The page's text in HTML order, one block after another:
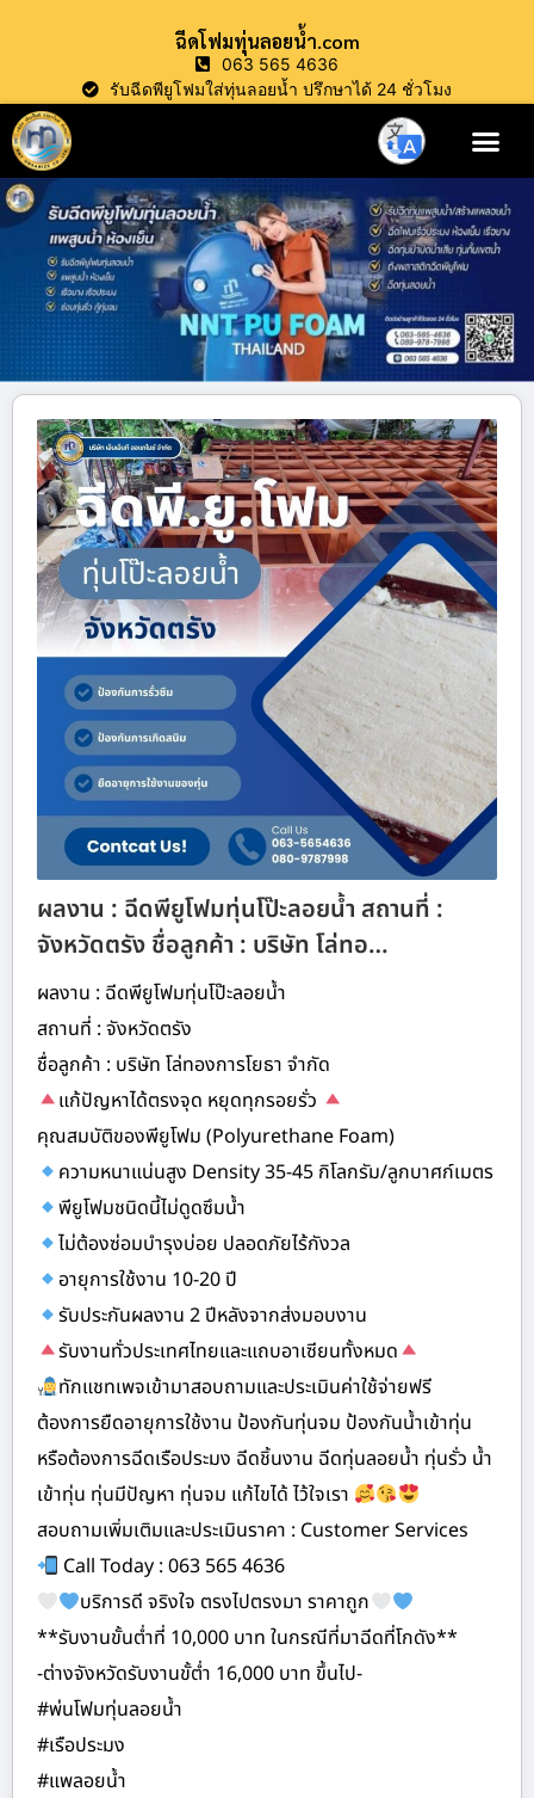
ฉีดโฟมทุ่นลอยน้ำ.com
063 565 4636
รับฉีดพียูโฟมใส่ทุ่นลอยน้ำ ปรึกษาได้ 24 ชั่วโมง
ผลงาน : ฉีดพียูโฟมทุ่นโป๊ะลอยน้ำ สถานที่ :
จังหวัดตรัง ชื่อลูกค้า : บริษัท โล่ทอ…
ผลงาน : ฉีดพียูโฟมทุ่นโป๊ะลอยน้ำ
สถานที่ : จังหวัดตรัง
ชื่อลูกค้า : บริษัท โล่ทองการโยธา จำกัด
แก้ปัญหาได้ตรงจุด หยุดทุกรอยรั่ว
คุณสมบัติของพียูโฟม (Polyurethane Foam)
ความหนาแน่นสูง Density 35-45 กิโลกรัม/ลูกบาศก์เมตร
พียูโฟมชนิดนี้ไม่ดูดซึมน้ำ
ไม่ต้องซ่อมบำรุงบ่อย ปลอดภัยไร้กังวล
อายุการใช้งาน 10-20 ปี
รับประกันผลงาน 2 ปีหลังจากส่งมอบงาน
รับงานทั่วประเทศไทยและแถบอาเซียนทั้งหมด
ทักแชทเพจเข้ามาสอบถามและประเมินค่าใช้จ่ายฟรี
ต้องการยืดอายุการใช้งาน ป้องกันทุ่นจม ป้องกันน้ำเข้าทุ่น
หรือต้องการฉีดเรือประมง ฉีดชิ้นงาน ฉีดทุ่นลอยน้ำ ทุ่นรั่ว น้ำ
เข้าทุ่น ทุ่นมีปัญหา ทุ่นจม แก้ไขได้ ไว้ใจเรา
สอบถามเพิ่มเติมและประเมินราคา : Customer Services
Call Today : 063 565 4636
บริการดี จริงใจ ตรงไปตรงมา ราคาถูก
**รับงานขั้นต่ำที่ 10,000 บาท ในกรณีที่มาฉีดที่โกดัง**
-ต่างจังหวัดรับงานขั้ต่ำ 16,000 บาท ขึ้นไป-
#พ่นโฟมทุ่นลอยน้ำ
#เรือประมง
#แพลอยน้ำ